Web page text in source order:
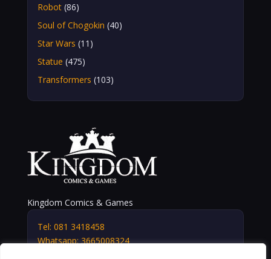
Robot (86)
Soul of Chogokin (40)
Star Wars (11)
Statue (475)
Transformers (103)
Kingdom Comics & Games
Tel: 081 3418458
Whatsapp: 3665008324